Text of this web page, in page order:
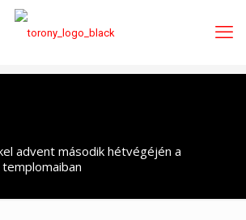
advent második hétvégéjén a